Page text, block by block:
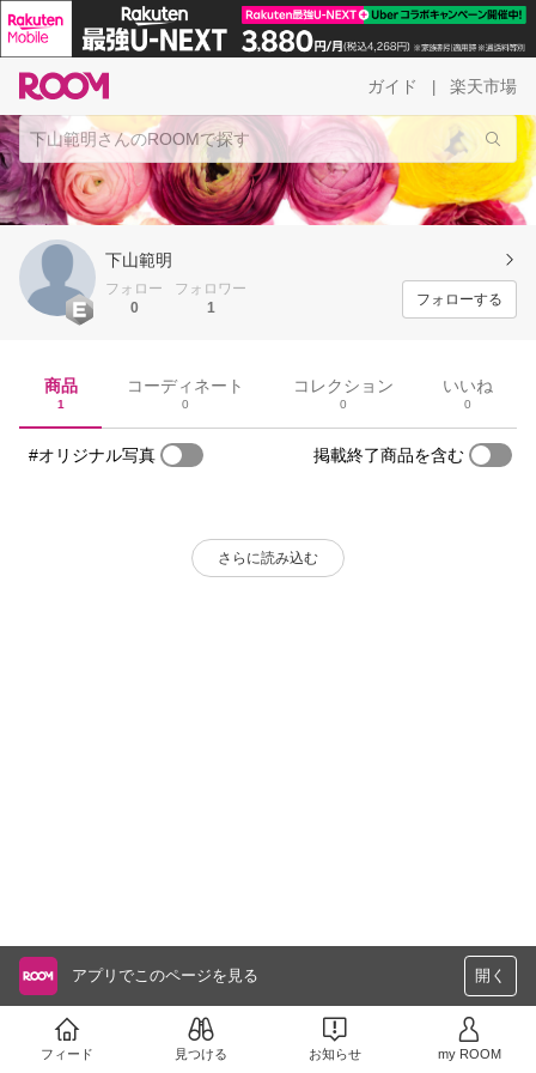
ガイド 楽天市場
下山範明
フォロー
0
フォロワー
1
フォローする
商品
1
コーディネート
0
コレクション
0
いいね
0
#オリジナル写真 掲載終了商品を含む
さらに読み込む
アプリでこのページを見る 開く
フィード 見つける お知らせ my ROOM